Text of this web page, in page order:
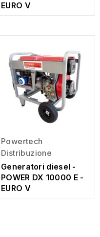
EURO V
Powertech
Distribuzione
Generatori diesel -
POWER DX 10000 E -
EURO V